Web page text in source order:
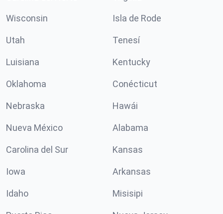
Wisconsin Isla de Rode
Utah Tenesí
Luisiana Kentucky
Oklahoma Conécticut
Nebraska Hawái
Nueva México Alabama
Carolina del Sur Kansas
Iowa Arkansas
Idaho Misisipi